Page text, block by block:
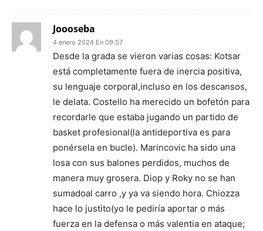
Joooseba
4 enero 2024 En 09:57
Desde la grada se vieron varias cosas: Kotsar
está completamente fuera de inercia positiva,
su lenguaje corporal,incluso en los descansos,
le delata. Costello ha merecido un bofetón para
recordarle que estaba jugando un partido de
basket profesional(la antideportiva es para
ponérsela en bucle). Marincovic ha sido una
losa con sus balones perdidos, muchos de
manera muy grosera. Diop y Roky no se han
sumadoal carro ,y ya va siendo hora. Chiozza
hace lo justito(yo le pediría aportar o más
fuerza en la defensa o más valentia en ataque;